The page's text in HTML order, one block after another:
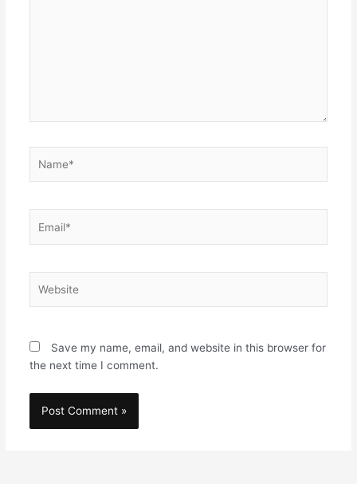
Save my name, email, and website in this browser for
the next time I comment.